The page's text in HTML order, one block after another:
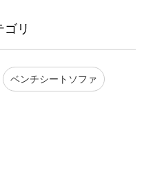
リ
ベンチシートソファ